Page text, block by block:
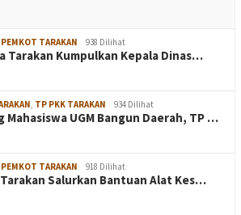
PEMKOT TARAKAN 938 Dilihat
Tarakan Kumpulkan Kepala Dinas…
, TP PKK TARAKAN 934 Dilihat
Mahasiswa UGM Bangun Daerah, TP …
PEMKOT TARAKAN 918 Dilihat
Salurkan Bantuan Alat Kes…